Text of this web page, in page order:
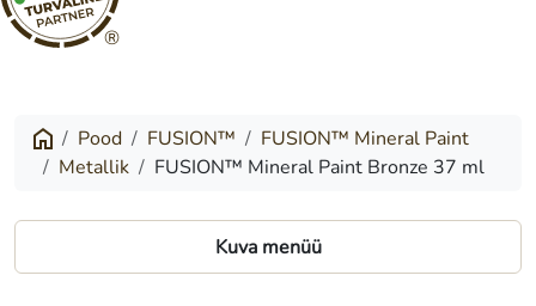
®
Paint
Bronze
37
ml
Pood FUSION™
FUSION™ Mineral Paint
Metallik
FUSION™ Mineral Paint Bronze 37 ml
Kuva menüü